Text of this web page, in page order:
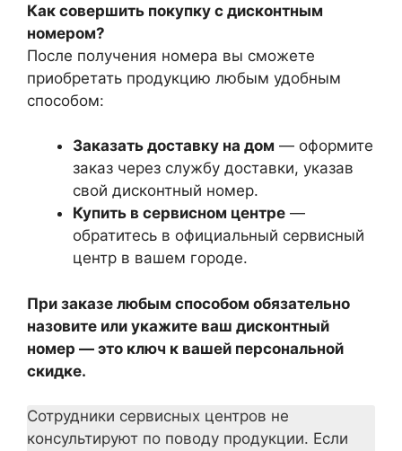
Как совершить покупку с дисконтным
номером?
После получения номера вы сможете
приобретать продукцию любым удобным
способом:
Заказать доставку на дом — оформите
заказ через службу доставки, указав
свой дисконтный номер.
Купить в сервисном центре —
обратитесь в официальный сервисный
центр в вашем городе.
При заказе любым способом обязательно
назовите или укажите ваш дисконтный
номер — это ключ к вашей персональной
скидке.
Сотрудники сервисных центров не
консультируют по поводу продукции. Если